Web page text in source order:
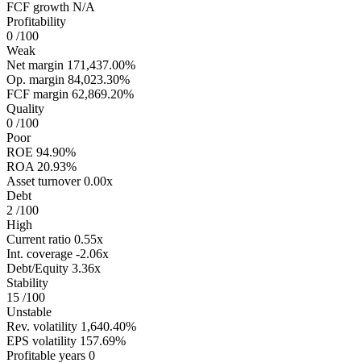
FCF growth N/A
Profitability
0 /100
Weak
Net margin 171,437.00%
Op. margin 84,023.30%
FCF margin 62,869.20%
Quality
0 /100
Poor
ROE 94.90%
ROA 20.93%
Asset turnover 0.00x
Debt
2 /100
High
Current ratio 0.55x
Int. coverage -2.06x
Debt/Equity 3.36x
Stability
15 /100
Unstable
Rev. volatility 1,640.40%
EPS volatility 157.69%
Profitable years 0